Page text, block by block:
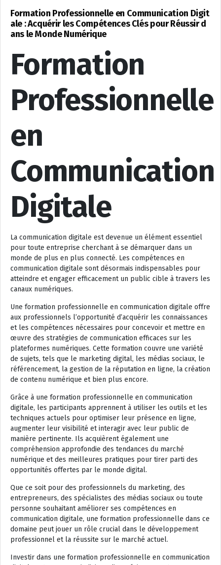
Formation Professionnelle en Communication Digit
ale : Acquérir les Compétences Clés pour Réussir d
ans le Monde Numérique
Formation
Professionnelle
en
Communication
Digitale
La communication digitale est devenue un élément essentiel
pour toute entreprise cherchant à se démarquer dans un
monde de plus en plus connecté. Les compétences en
communication digitale sont désormais indispensables pour
atteindre et engager efficacement un public cible à travers les
canaux numériques.
Une formation professionnelle en communication digitale offre
aux professionnels l’opportunité d’acquérir les connaissances
et les compétences nécessaires pour concevoir et mettre en
œuvre des stratégies de communication efficaces sur les
plateformes numériques. Cette formation couvre une variété
de sujets, tels que le marketing digital, les médias sociaux, le
référencement, la gestion de la réputation en ligne, la création
de contenu numérique et bien plus encore.
Grâce à une formation professionnelle en communication
digitale, les participants apprennent à utiliser les outils et les
techniques actuels pour optimiser leur présence en ligne,
augmenter leur visibilité et interagir avec leur public de
manière pertinente. Ils acquièrent également une
compréhension approfondie des tendances du marché
numérique et des meilleures pratiques pour tirer parti des
opportunités offertes par le monde digital.
Que ce soit pour des professionnels du marketing, des
entrepreneurs, des spécialistes des médias sociaux ou toute
personne souhaitant améliorer ses compétences en
communication digitale, une formation professionnelle dans ce
domaine peut jouer un rôle crucial dans le développement
professionnel et la réussite sur le marché actuel.
Investir dans une formation professionnelle en communication